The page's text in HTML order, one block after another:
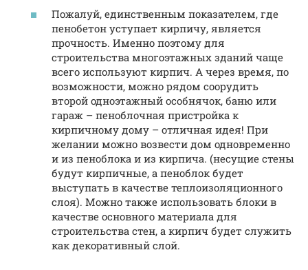
Пожалуй, единственным показателем, где
пенобетон уступает кирпичу, является
прочность. Именно поэтому для
строительства многоэтажных зданий чаще
всего используют кирпич. А через время, по
возможности, можно рядом соорудить
второй одноэтажный особнячок, баню или
гараж – пеноблочная пристройка к
кирпичному дому – отличная идея! При
желании можно возвести дом одновременно
и из пеноблока и из кирпича. (несущие стены
будут кирпичные, а пеноблок будет
выступать в качестве теплоизоляционного
слоя). Можно также использовать блоки в
качестве основного материала для
строительства стен, а кирпич будет служить
как декоративный слой.